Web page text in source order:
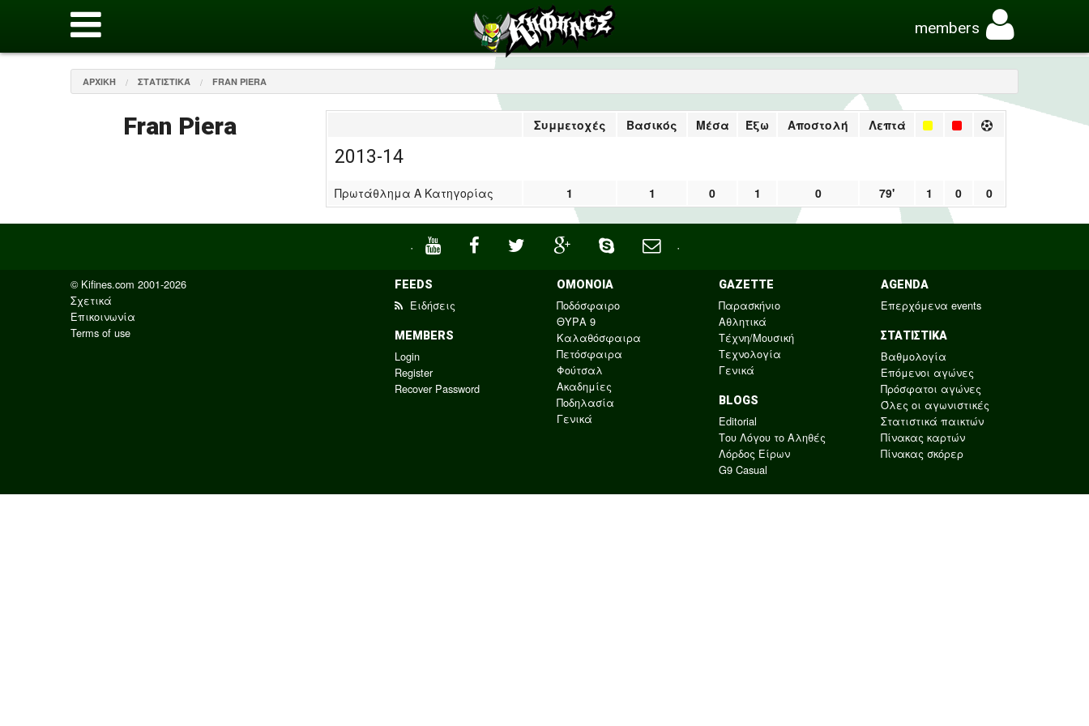
members
ΑΡΧΙΚΉ ΣΤΑΤΙΣΤΙΚΆ FRAN PIERA
Fran Piera Συμμετοχές Βασικός Μέσα Έξω Αποστολή Λεπτά
2013-14
Πρωτάθλημα Α Κατηγορίας 1 1 0 1 0 79' 1 0 0
· ·
© Kifines.com 2001-2026
Σχετικά
Επικοινωνία
Terms of use
FEEDS
Ειδήσεις
MEMBERS
Login
Register
Recover Password
ΟΜΟΝΟΙΑ
Ποδόσφαιρο
ΘΥΡΑ 9
Καλαθόσφαιρα
Πετόσφαιρα
Φούτσαλ
Ακαδημίες
Ποδηλασία
Γενικά
GAZETTE
Παρασκήνιο
Αθλητικά
Τέχνη/Μουσική
Τεχνολογία
Γενικά
BLOGS
Editorial
Του Λόγου το Αληθές
Λόρδος Είρων
G9 Casual
AGENDA
Επερχόμενα events
ΣΤΑΤΙΣΤΙΚΑ
Βαθμολογία
Επόμενοι αγώνες
Πρόσφατοι αγώνες
Όλες οι αγωνιστικές
Στατιστικά παικτών
Πίνακας καρτών
Πίνακας σκόρερ